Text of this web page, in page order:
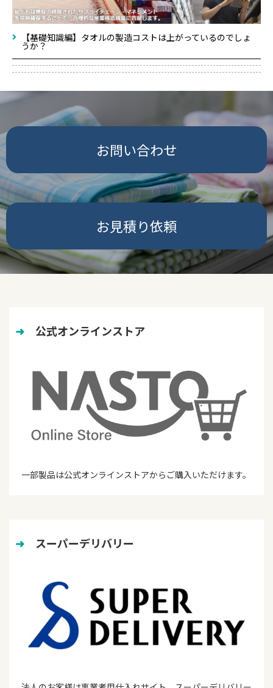
【基礎知識編】タオルの製造コストは上がっているのでしょ
うか？
お問い合わせ
お見積り依頼
➜ 公式オンラインストア
一部製品は公式オンラインストアからご購入いただけます。
➜ スーパーデリバリー